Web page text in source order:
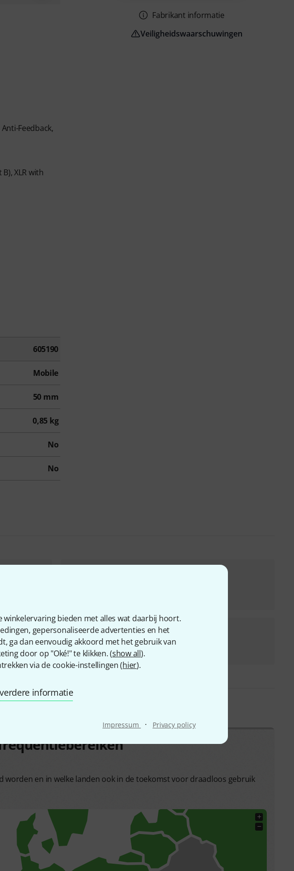
winkelervaring bieden met alles wat daarbij hoort.
gepersonaliseerde advertenties en het
ga dan eenvoudig akkoord met het gebruik van
door op "Oké!" te klikken. (show all).
via de cookie-instellingen (hier).
verdere informatie
Impressum · Privacy policy
Feedback,
XLR with
605190
Mobile
50 mm
0,85 kg
No
No
Fabrikant informatie
Veiligheidswaarschuwingen
Mipro ACT-5800M 2x MT-58 Set
€ 849
en in welke landen ook in de toekomst voor draadloos gebruik
+
−